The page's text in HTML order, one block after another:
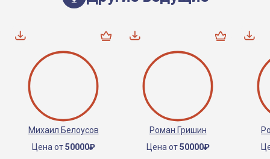
Михаил Белоусов
Цена от50000₽
Роман Гришин
Цена от50000₽